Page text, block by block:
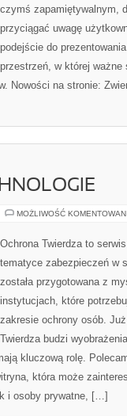
czymś zapamiętywalnym,
przyciągać uwagę
podejście do
w której
Nowości na stronie:
MOŻLIWOŚĆ
Ochrona Twierdza to
tematyce zabezpieczeń w
została przygotowana z
instytucjach, które
zakresie ochrony osób.
Twierdza budzi
kluczową rolę.
która może
i osoby prywatne, […]